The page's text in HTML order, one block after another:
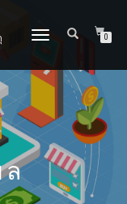
TOGGLE
0
ล